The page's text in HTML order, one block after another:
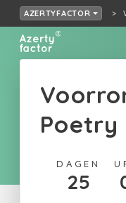
AZERTYFACTOR
Poetry
DAGEN
25